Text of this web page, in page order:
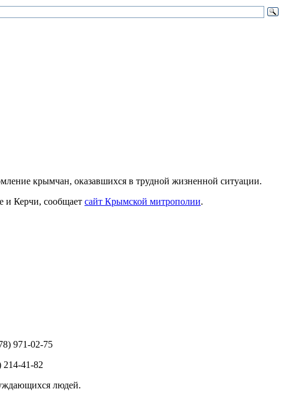
крымчан, оказавшихся в трудной жизненной ситуации.
и Керчи, сообщает сайт Крымской митрополии.
971-02-75
214-41-82
людей.